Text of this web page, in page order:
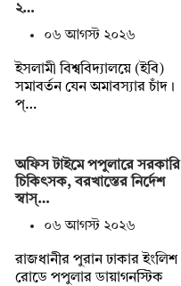
২…
০৬ আগস্ট ২০২৬
ইসলামী বিশ্ববিদ্যালয়ে (ইবি)
সমাবর্তন যেন অমাবস্যার চাঁদ।
প্…
অফিস টাইমে পপুলারে সরকারি
চিকিৎসক, বরখাস্তের নির্দেশ
স্বাস্…
০৬ আগস্ট ২০২৬
রাজধানীর পুরান ঢাকার ইংলিশ
রোডে পপুলার ডায়াগনস্টিক